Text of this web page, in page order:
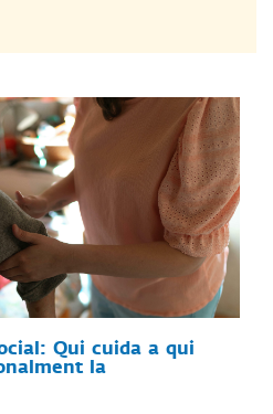
Qui cuida a qui
la